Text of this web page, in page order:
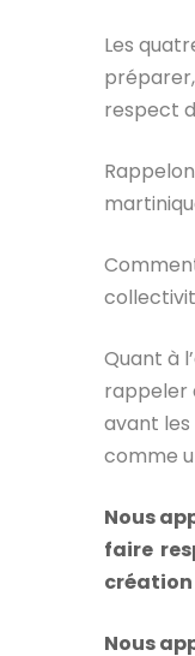
Les
respect
Quant à
rappeler
avant les
comme
Nous
faire
création
Nous